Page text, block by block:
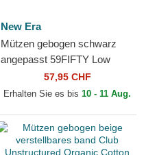
New Era
Mützen gebogen schwarz
angepasst 59FIFTY Low
Profile Floral Cord Three
Looms Printed Corduroy
57,95 CHF
Erhalten Sie es bis 10 - 11 Aug.